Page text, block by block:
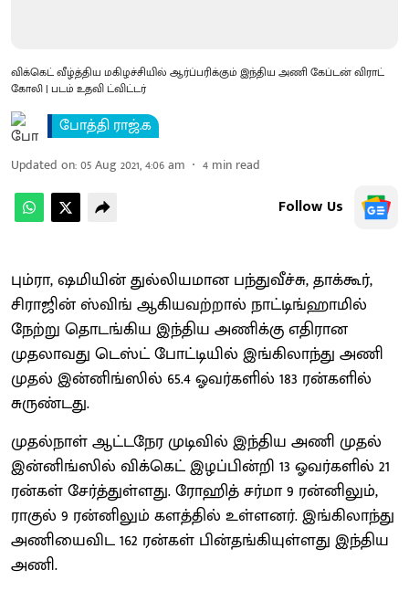
விக்கெட் வீழ்த்திய மகிழச்சியில் ஆர்ப்பரிக்கும் இந்திய அணி கேப்டன் விராட்
கோலி | படம் உதவி ட்விட்டர்
போத்தி ராஜ்.க
Updated on:05 Aug 2021, 4:06 am 4 min read
Follow Us
பும்ரா, ஷமியின் துல்லியமான பந்துவீச்சு, தாக்கூர்,
சிராஜின் ஸ்விங் ஆகியவற்றால் நாட்டிங்ஹாமில்
நேற்று தொடங்கிய இந்திய அணிக்கு எதிரான
முதலாவது டெஸ்ட் போட்டியில் இங்கிலாந்து அணி
முதல் இன்னிங்ஸில் 65.4 ஓவர்களில் 183 ரன்களில்
சுருண்டது.
முதல்நாள் ஆட்டநேர முடிவில் இந்திய அணி முதல்
இன்னிங்ஸில் விக்கெட் இழப்பின்றி 13 ஓவர்களில் 21
ரன்கள் சேர்த்துள்ளது. ரோஹித் சர்மா 9 ரன்னிலும்,
ராகுல் 9 ரன்னிலும் களத்தில் உள்ளனர். இங்கிலாந்து
அணியைவிட 162 ரன்கள் பின்தங்கியுள்ளது இந்திய
அணி.